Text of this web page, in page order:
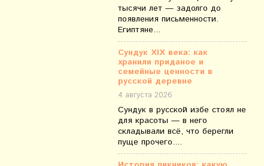
тысячи лет — задолго до
появления письменности.
Египтяне...
Сундук XIX века: как
хранили приданое и
семейные ценности в
русской деревне
4 августа 2026
Сундук в русской избе стоял не
для красоты — в него
складывали всё, что берегли
пуще прочего....